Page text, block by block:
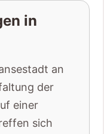
in
an
der
einer
sich